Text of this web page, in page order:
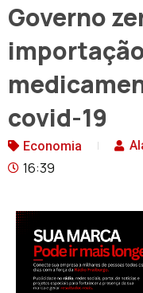
Governo
covid-19
Economia
16:39